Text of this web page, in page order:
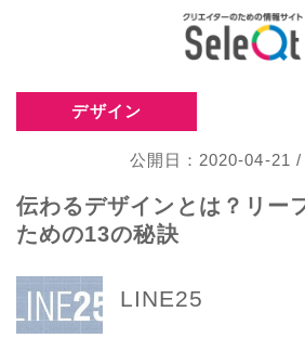
デザイン
公開日：2020-04-21
伝わるデザインとは？リー
ための13の秘訣
LINE25